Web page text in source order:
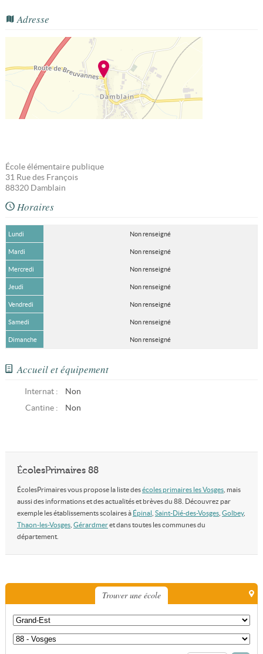
Adresse
École élémentaire publique
31 Rue des François
88320 Damblain
Horaires
Lundi Non renseigné
Mardi Non renseigné
Mercredi Non renseigné
Jeudi Non renseigné
Vendredi Non renseigné
Samedi Non renseigné
Dimanche Non renseigné
Accueil et équipement
Internat :
Non
Cantine :
Non
ÉcolesPrimaires 88
ÉcolesPrimaires vous propose la liste desécoles primaires les Vosges, mais
aussi des informations et des actualités et brèves du 88. Découvrez par
exemple les établissements scolaires à Épinal Saint-Dié-des-Vosges, Golbey,
Thaon-les-Vosges, Gérardmeret dans toutes les communes du
département.
Trouver une école